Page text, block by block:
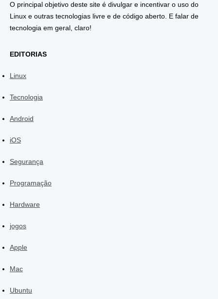
O principal objetivo deste site é divulgar e incentivar o uso do
Linux e outras tecnologias livre e de código aberto. E falar de
tecnologia em geral, claro!
EDITORIAS
Linux
Tecnologia
Android
iOS
Segurança
Programação
Hardware
jogos
Apple
Mac
Ubuntu